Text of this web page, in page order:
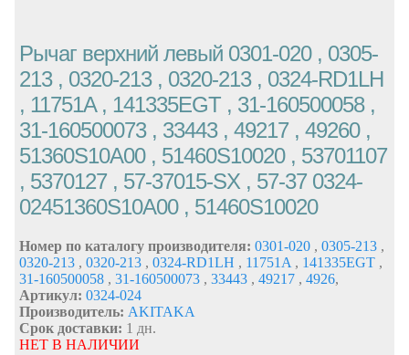
Рычаг верхний левый 0301-020 , 0305-
213 , 0320-213 , 0320-213 , 0324-RD1LH
, 11751A , 141335EGT , 31-160500058 ,
31-160500073 , 33443 , 49217 , 49260 ,
51360S10A00 , 51460S10020 , 53701107
, 5370127 , 57-37015-SX , 57-37 0324-
02451360S10A00 , 51460S10020
Номер по каталогу производителя: 0301-020 , 0305-213 ,
0320-213 , 0320-213 , 0324-RD1LH , 11751A , 141335EGT ,
31-160500058 , 31-160500073 , 33443 , 49217 , 4926,
Артикул: 0324-024
Производитель: AKITAKA
Срок доставки: 1 дн.
НЕТ В НАЛИЧИИ